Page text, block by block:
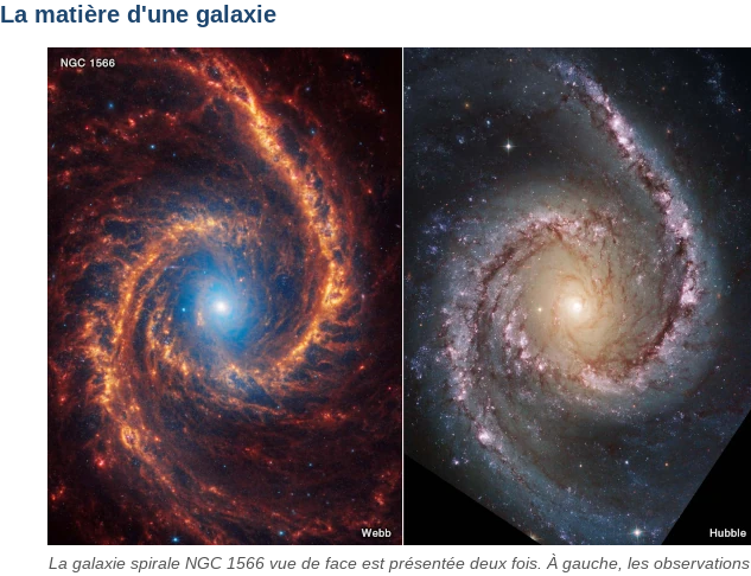
La matière d'une galaxie
La galaxie spirale NGC 1566 vue de face est présentée deux fois. À gauche, les